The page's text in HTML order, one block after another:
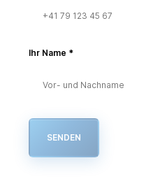
Ihr Name *
SENDEN